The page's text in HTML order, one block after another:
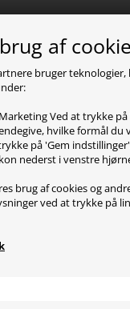
af
bruger
Ved at trykke
hvilke formål
på 'Gem
nederst i venstre
brug af cookies og
ved at trykke på
Zowie er en
rigtigt
sikker på at den
man ikke behøver